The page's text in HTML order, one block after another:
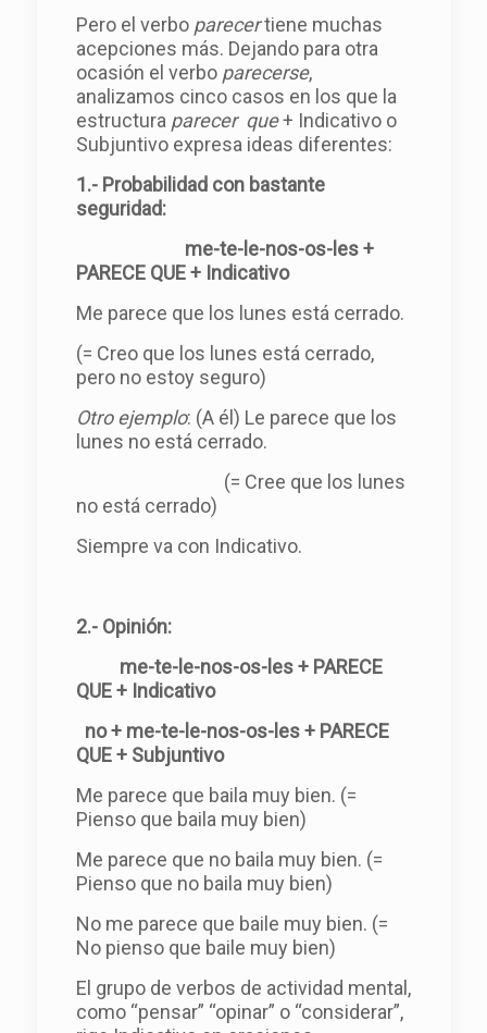
Pero el verbo parecertiene muchas
acepciones más. Dejando para otra
ocasión el verbo parecerse,
analizamos cinco casos en los que la
estructura parecer que+ Indicativo o
Subjuntivo expresa ideas diferentes:
1.- Probabilidad con bastante
seguridad:
me-te-le-nos-os-les +
PARECE QUE + Indicativo
Me parece que los lunes está cerrado.
(= Creo que los lunes está cerrado,
pero no estoy seguro)
Otro ejemplo: (A él) Le parece que los
lunes no está cerrado.
(= Cree que los lunes
no está cerrado)
Siempre va con Indicativo.
2.- Opinión:
me-te-le-nos-os-les + PARECE
QUE + Indicativo
no + me-te-le-nos-os-les + PARECE
QUE + Subjuntivo
Me parece que baila muy bien. (=
Pienso que baila muy bien)
Me parece que no baila muy bien. (=
Pienso que no baila muy bien)
No me parece que baile muy bien. (=
No pienso que baile muy bien)
El grupo de verbos de actividad mental,
como “pensar” “opinar” o “considerar”,